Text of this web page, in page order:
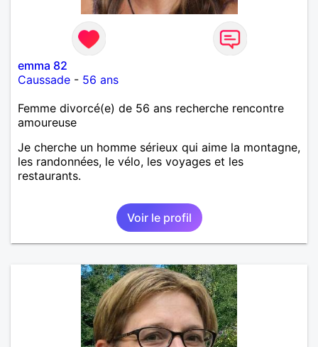
emma 82
Caussade - 56 ans
Femme divorcé(e) de 56 ans recherche rencontre
amoureuse
Je cherche un homme sérieux qui aime la montagne,
les randonnées, le vélo, les voyages et les
restaurants.
Voir le profil